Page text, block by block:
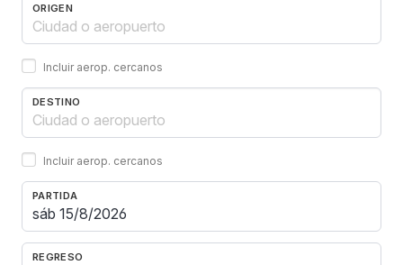
ORIGEN
Incluir aerop. cercanos
DESTINO
Incluir aerop. cercanos
PARTIDA
REGRESO